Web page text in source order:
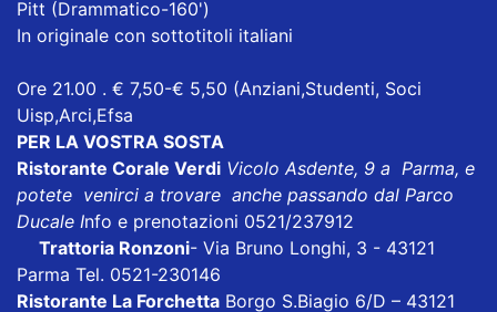
Pitt (Drammatico-160')
In originale con sottotitoli italiani
Ore 21.00 . € 7,50-€ 5,50 (Anziani,Studenti, Soci
Uisp,Arci,Efsa
PER LA VOSTRA SOSTA
Ristorante Corale Verdi Vicolo Asdente, 9 a Parma, e
potete venirci a trovare anche passando dal Parco
Ducale Info e prenotazioni 0521/237912
Trattoria Ronzoni- Via Bruno Longhi, 3 - 43121
Parma Tel. 0521-230146
Ristorante La Forchetta Borgo S.Biagio 6/D – 43121